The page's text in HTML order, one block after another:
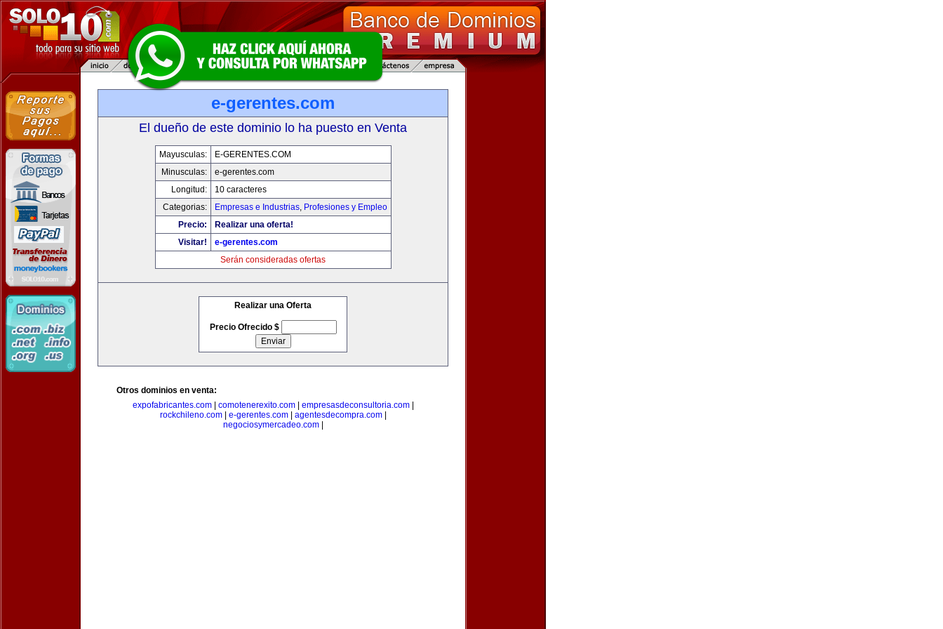
e-gerentes.com
El dueño de este dominio lo ha puesto en Venta
Mayusculas:
E-GERENTES.COM
Minusculas:
e-gerentes.com
Longitud:
10 caracteres
Categorias:
Empresas e Industrias, Profesiones y Empleo
Precio:
Realizar una oferta!
Visitar!
e-gerentes.com
Serán consideradas ofertas
Realizar una Oferta
Precio Ofrecido $
Otros dominios en venta:
expofabricantes.com| comotenerexito.com| empresasdeconsultoria.com|
rockchileno.com| e-gerentes.com| agentesdecompra.com|
negociosymercadeo.com|